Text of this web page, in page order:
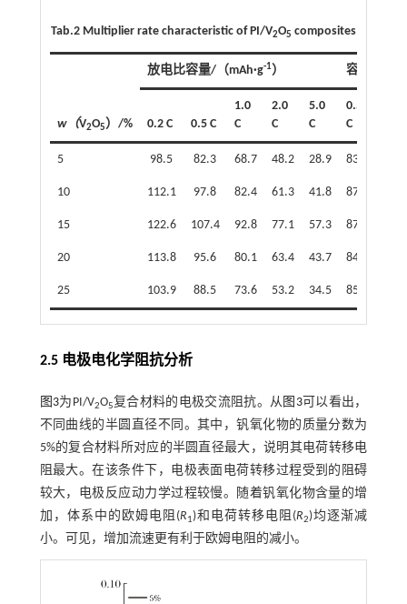
Tab.2 Multiplier rate characteristic of PI/V2O5 composites
w（V2O5）/%
放电比容量/（mAh·g-1） 容量保持
0.2 C 0.5 C
1.0
C
2.0
C
5.0
C
0.5
C
5 98.5 82.3 68.7 48.2 28.9 83.5
10 112.1 97.8 82.4 61.3 41.8 87.2
15 122.6 107.4 92.8 77.1 57.3 87.6
20 113.8 95.6 80.1 63.4 43.7 84.0
25 103.9 88.5 73.6 53.2 34.5 85.2
2.5 电极电化学阻抗分析
图3为PI/V2O5复合材料的电极交流阻抗。从 图3可以看出，
不同曲线的半圆直径不同。其中，钒氧化物的质量分数为
5%的复合材料所对应的半圆直径最大，说明其电荷转移电
阻最大。在该条件下，电极表面电荷转移过程受到的阻碍
较大，电极反应动力学过程较慢。随着钒氧化物含量的增
加，体系中的欧姆电阻(R1)和电荷转移电阻(R2)均逐渐减
小。可见，增加流速更有利于欧姆电阻的减小。